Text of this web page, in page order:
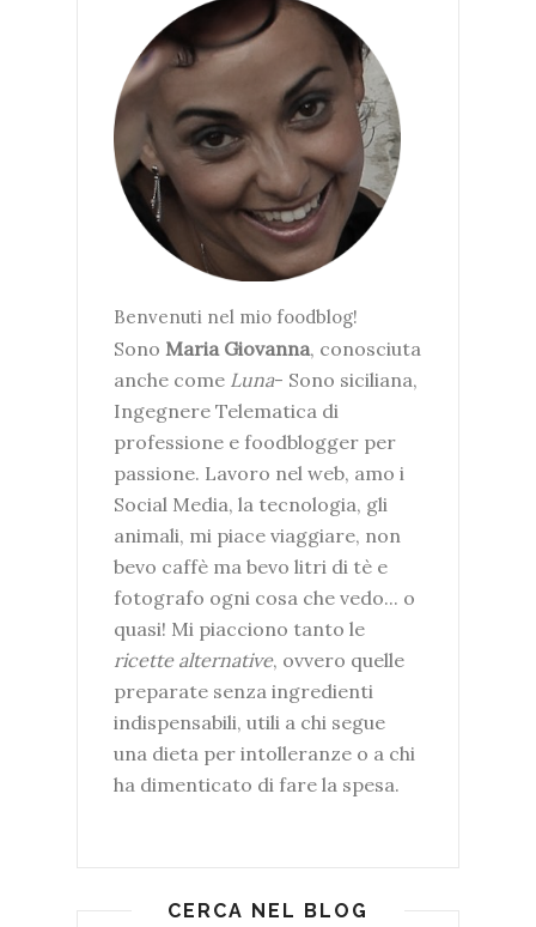
Benvenuti nel mio foodblog!
Sono Maria Giovanna, conosciuta
anche come Luna- Sono siciliana,
Ingegnere Telematica di
professione e foodblogger per
passione. Lavoro nel web, amo i
Social Media, la tecnologia, gli
animali, mi piace viaggiare, non
bevo caffè ma bevo litri di tè e
fotografo ogni cosa che vedo... o
quasi! Mi piacciono tanto le
ricette alternative, ovvero quelle
preparate senza ingredienti
indispensabili, utili a chi segue
una dieta per intolleranze o a chi
ha dimenticato di fare la spesa.
CERCA NEL BLOG